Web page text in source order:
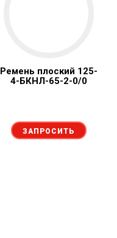
Ремень плоский 125-
4-БКНЛ-65-2-0/0
ЗАПРОСИТЬ